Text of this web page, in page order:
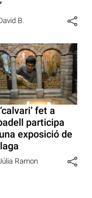
B.
fet a
participa
exposició de
Ramon